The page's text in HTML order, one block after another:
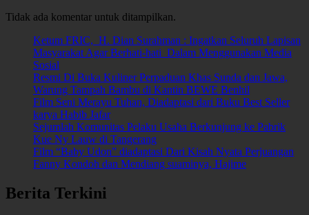
Tidak ada komentar untuk ditampilkan.
Ketum FRIC, H. Dian Surahman : Ingatkan Seluruh Lapisan
Masyarakat Agar Berhati-hati Dalam Menggunakan Media
Sosial
Resmi Di Buka Kuliner Perpaduan Khas Sunda dan Jawa,
Warung Tampah Bambu di Kantin BEWE Benhil
Film Seni Merayu Tuhan, Diadaptasi dari Buku Best Seller
karya Habib Jafar
Sejumlah Komunitas Pelaku Usaha Berkunjung ke Pabrik
Kue Ny Lauw di Tangerang
Film “Baby Udon” diadaptasi Dari Kisah Nyata Perjuangan
Fanny Kondoh dan Mendiang suaminya, Hajime
Berita Terkini